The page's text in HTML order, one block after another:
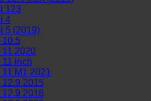
123
4
5 (2019)
10.5
11 2020
inch
M1 2021
12.9 2015
12.9 2018